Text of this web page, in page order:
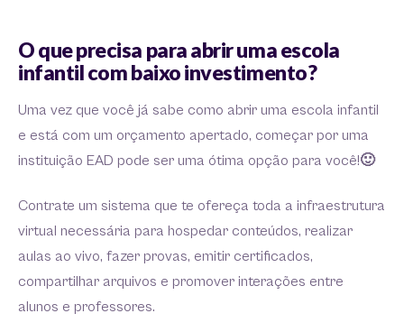
O que precisa para abrir uma escola
infantil com baixo investimento?
Uma vez que você já sabe como abrir uma escola infantil
e está com um orçamento apertado, começar por uma
instituição EAD pode ser uma ótima opção para você!🙂
Contrate um sistema que te ofereça toda a infraestrutura
virtual necessária para hospedar conteúdos, realizar
aulas ao vivo, fazer provas, emitir certificados,
compartilhar arquivos e promover interações entre
alunos e professores.